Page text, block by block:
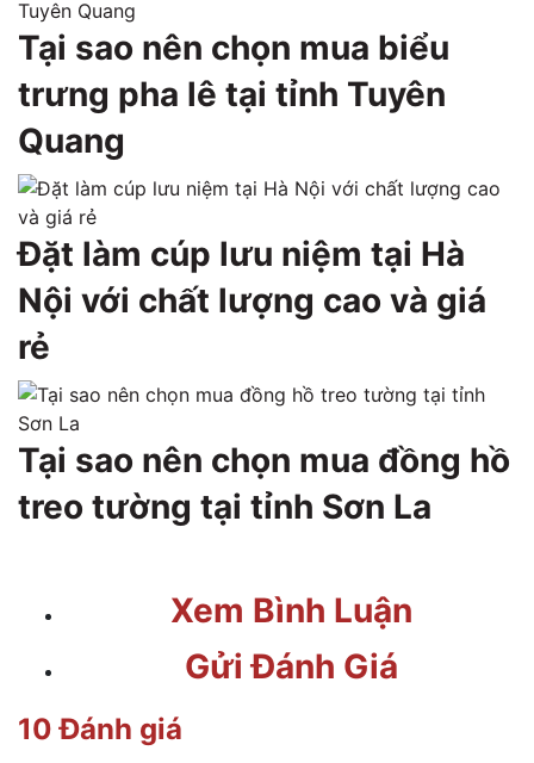
Tại sao nên chọn mua biểu
trưng pha lê tại tỉnh Tuyên
Quang
Đặt làm cúp lưu niệm tại Hà
Nội với chất lượng cao và giá
rẻ
Tại sao nên chọn mua đồng hồ
treo tường tại tỉnh Sơn La
Xem Bình Luận
Gửi Đánh Giá
10 Đánh giá